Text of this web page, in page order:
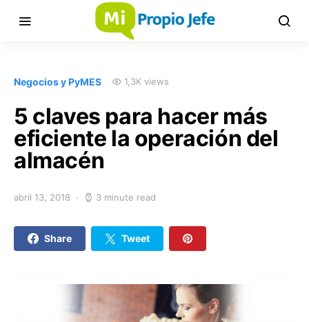
Negocios y PyMES 1,3K views
5 claves para hacer más
eficiente la operación del
almacén
abril 13, 2018 3 minute read
Share Tweet